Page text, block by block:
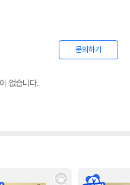
문의하기
없습니다.